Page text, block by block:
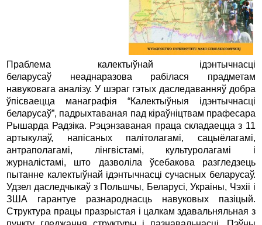
Праблема калектыўнай ідэнтычнасці
беларусаў неаднаразова рабілася прадметам
навуковага аналізу. У шэраг гэтых даследаванняў добра
ўпісваецца манаграфія “Калектыўныя ідэнтычнасці
беларусаў”, падрыхтаваная пад кіраўніцтвам прафесара
Рышарда Радзіка. Рэцэнзаваная праца складаецца з 11
артыкулаў, напісаных палітолагамі, сацыёлагамі,
антраполагамі, лінгвістамі, культуролагамі і
журналістамі, што дазволіла ўсебакова разгледзець
пытанне калектыўнай ідэнтычнасці сучасных беларусаў.
Удзел даследчыкаў з Польшчы, Беларусі, Украіны, Чэхіі і
ЗША гарантуе разнароднасць навуковых пазіцый.
Структура працы празрыстая і цалкам здавальняльная з